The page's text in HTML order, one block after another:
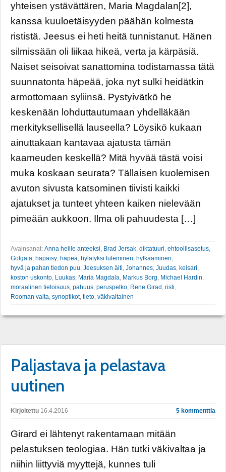
yhteisen ystävättären, Maria Magdalan[2],
kanssa kuuloetäisyyden päähän kolmesta
rististä. Jeesus ei heti heitä tunnistanut. Hänen
silmissään oli liikaa hikeä, verta ja kärpäsiä.
Naiset seisoivat sanattomina todistamassa tätä
suunnatonta häpeää, joka nyt sulki heidätkin
armottomaan syliinsä. Pystyivätkö he
keskenään lohduttautumaan yhdelläkään
merkityksellisellä lauseella? Löysikö kukaan
ainuttakaan kantavaa ajatusta tämän
kaameuden keskellä? Mitä hyvää tästä voisi
muka koskaan seurata? Tällaisen kuolemisen
avuton sivusta katsominen tiivisti kaikki
ajatukset ja tunteet yhteen kaiken nielevään
pimeään aukkoon. Ilma oli pahuudesta […]
Avainsanat: Anna heille anteeksi Brad Jersak diktatuuri ehtoollisasetus
Golgata häpäisy häpeä hylätyksi tuleminen hylkääminen
hyvä ja pahan tiedon puu Jeesuksen äiti Johannes Juudas keisari
koston uskonto Luukas Maria Magdala Markus Borg Michael Hardin
moraalinen tietoisuus pahuus peruspelko Rene Girad risti
Rooman valta synoptikot, tieto väkivaltainen
Paljastava ja pelastava
uutinen
Kirjoitettu 16.4.2016 5 kommenttia
Girard ei lähtenyt rakentamaan mitään
pelastuksen teologiaa. Hän tutki väkivaltaa ja
niihin liittyviä myyttejä, kunnes tuli